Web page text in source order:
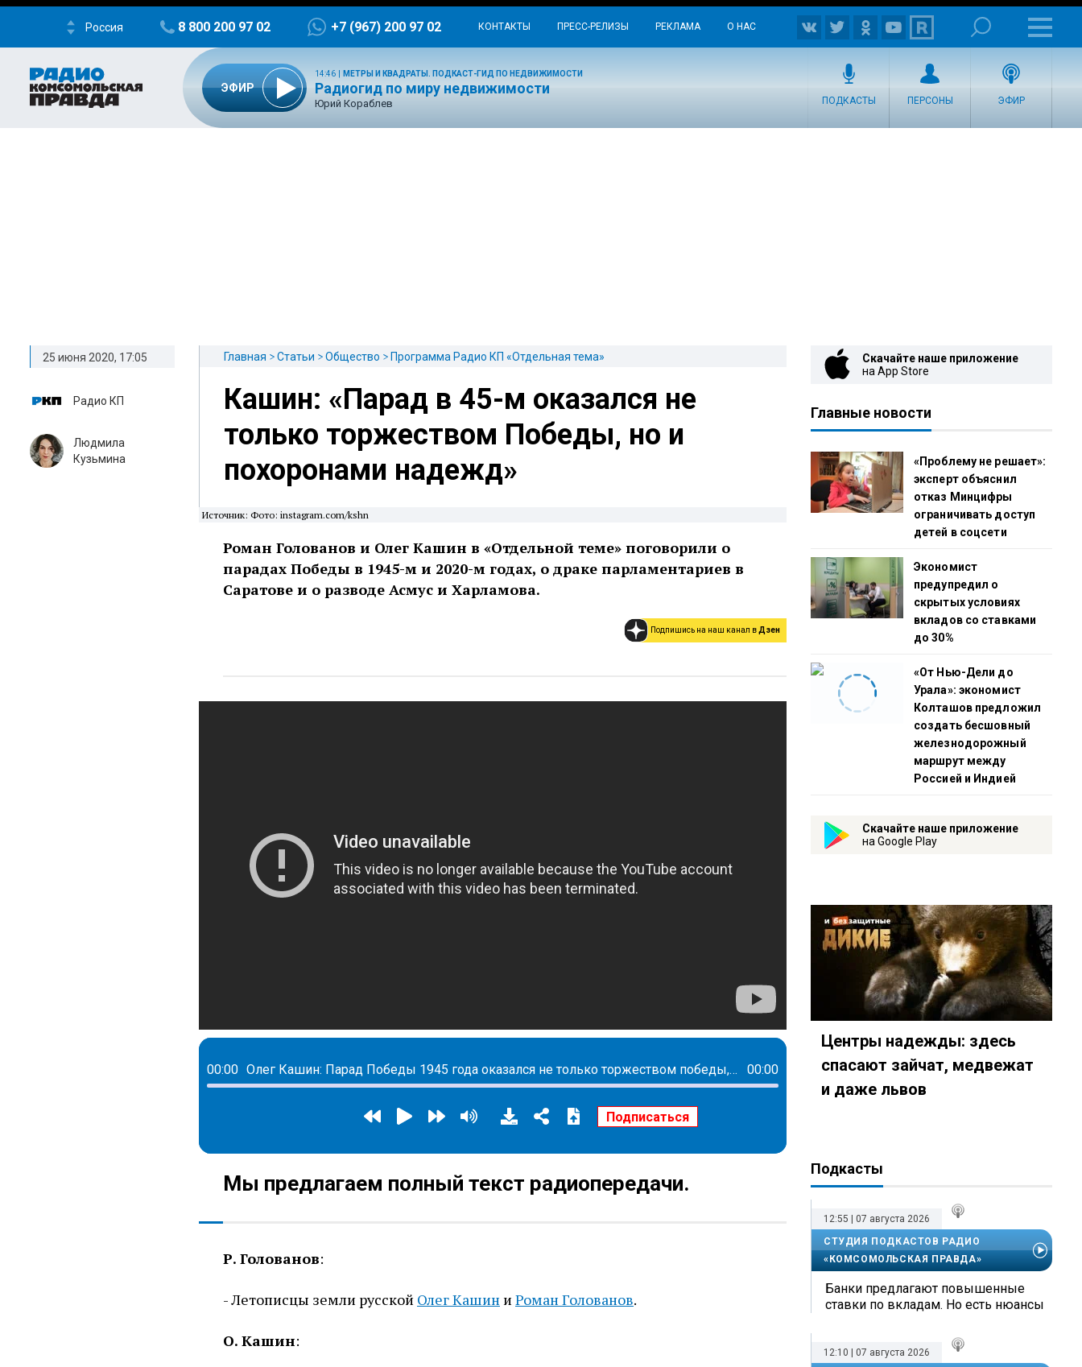
Россия 8 800 200 97 02 +7 (967) 200 97 02 КОНТАКТЫ ПРЕСС-РЕЛИЗЫ РЕКЛАМА О НАС
ЭФИР
14:46 МЕТРЫ И КВАДРАТЫ. ПОДКАСТ-ГИД ПО НЕДВИЖИМОСТИ
Радиогид по миру недвижимости
Юрий Кораблев ПОДКАСТЫ ПЕРСОНЫ ЭФИР
Главная Статьи Общество Программа Радио КП «Отдельная тема»
Кашин: «Парад в 45-м оказался не
только торжеством Победы, но и
похоронами надежд»
Источник: Фото: instagram.com/kshn
Роман Голованов и Олег Кашин в «Отдельной теме» поговорили о
парадах Победы в 1945-м и 2020-м годах, о драке парламентариев в
Саратове и о разводе Асмус и Харламова.
Подпишись на наш канал вДзен
00:00 Олег Кашин: Парад Победы 1945 года оказался не только торжеством победы, но и похоронами надежды на лучшую жизнь 00:00
Мы предлагаем полный текст радиопередачи.
Р. Голованов:
- Летописцы земли русской Олег КашиниРоман Голованов.
О. Кашин:
25 июня 2020, 17:05
Радио КП
Людмила
Кузьмина
Скачайте наше приложение
на App Store
Главные новости
«Проблему не решает»:
эксперт объяснил
отказ Минцифры
ограничивать доступ
детей в соцсети
Экономист
предупредил о
скрытых условиях
вкладов со ставками
до 30%
«От Нью-Дели до
Урала»: экономист
Колташов предложил
создать бесшовный
железнодорожный
маршрут между
Россией и Индией
Скачайте наше приложение
на Google Play
Центры надежды: здесь
спасают зайчат, медвежат
и даже львов
Подкасты
12:55 | 07 августа 2026
СТУДИЯ ПОДКАСТОВ РАДИО
«КОМСОМОЛЬСКАЯ ПРАВДА»
Банки предлагают повышенные
ставки по вкладам. Но есть нюансы
12:10 | 07 августа 2026